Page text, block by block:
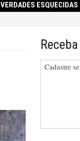
VERDADES ESQUECIDAS
Cadastre